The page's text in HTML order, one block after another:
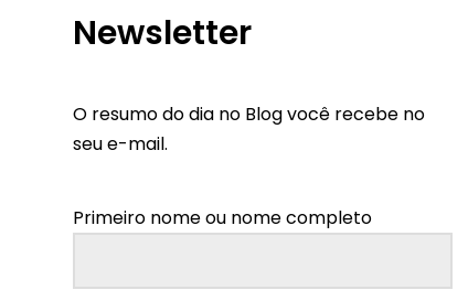
Newsletter
O resumo do dia no Blog você recebe no
seu e-mail.
Primeiro nome ou nome completo